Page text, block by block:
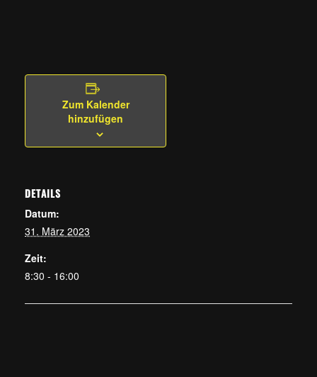
Zum Kalender
hinzufügen
DETAILS
Datum:
31. März 2023
Zeit:
8:30 - 16:00